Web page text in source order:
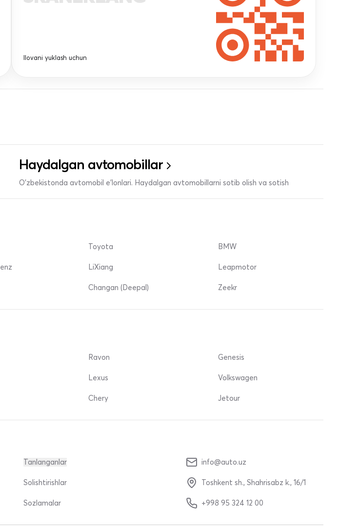
Ilovani yuklash uchun
Haydalgan avtomobillar
O'zbekistonda avtomobil e’lonlari. Haydalgan avtomobillarni sotib olish va sotish
Toyota
LiXiang
Changan (Deepal)
BMW
Leapmotor
Zeekr
Ravon
Lexus
Chery
Genesis
Volkswagen
Jetour
Tanlanganlar
Solishtirishlar
Sozlamalar
info@auto.uz
Toshkent sh., Shahrisabz k., 16/1
+998 95 324 12 00